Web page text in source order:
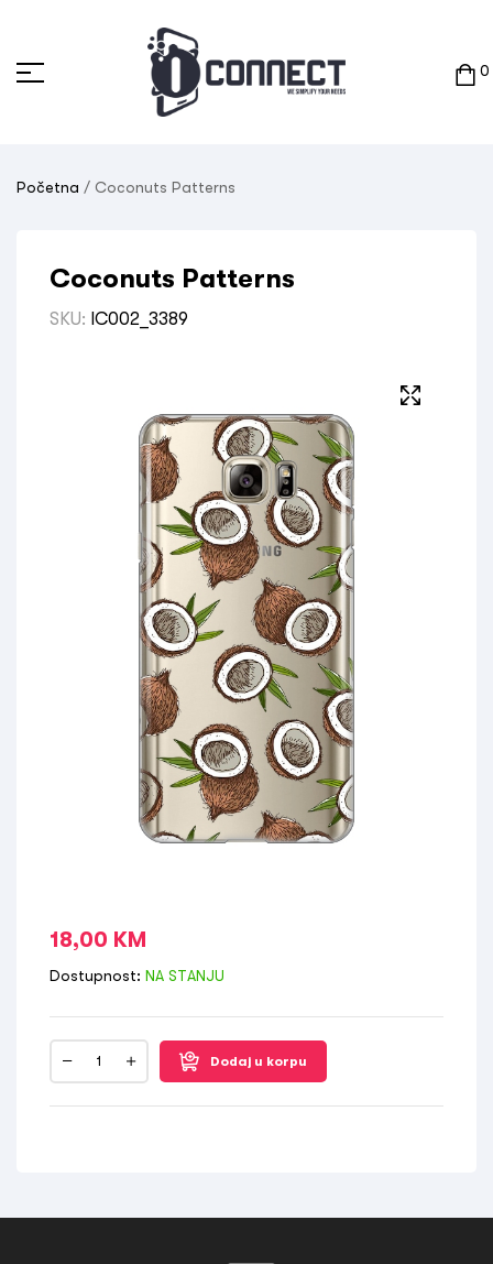
0
Početna / Coconuts Patterns
Coconuts Patterns
SKU: IC002_3389
18,00 KM
Dostupnost: NA STANJU
Dodaj u korpu